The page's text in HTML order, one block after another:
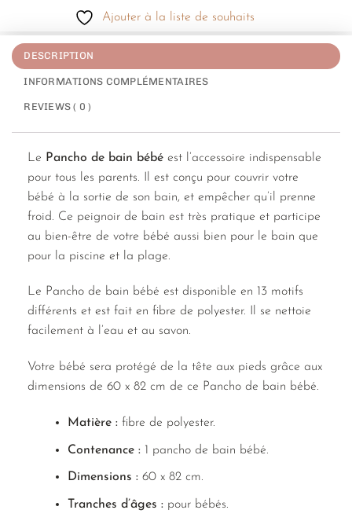
Ajouter à la liste de souhaits
DESCRIPTION
INFORMATIONS COMPLÉMENTAIRES
REVIEWS ( 0 )
Le Pancho de bain bébé est l’accessoire indispensable
pour tous les parents. Il est conçu pour couvrir votre
bébé à la sortie de son bain, et empêcher qu’il prenne
froid. Ce peignoir de bain est très pratique et participe
au bien-être de votre bébé aussi bien pour le bain que
pour la piscine et la plage.
Le Pancho de bain bébé est disponible en 13 motifs
différents et est fait en fibre de polyester. Il se nettoie
facilement à l’eau et au savon.
Votre bébé sera protégé de la tête aux pieds grâce aux
dimensions de 60 x 82 cm de ce Pancho de bain bébé.
Matière :fibre de polyester.
Contenance :1 pancho de bain bébé.
Dimensions :60 x 82 cm.
Tranches d’âges :pour bébés.